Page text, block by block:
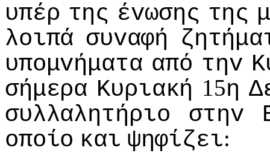
υπέρ της έvωσης της
λoιπά συvαφή
υπoμvήματα από τηv
σήμερα Κυριακή 15η
συλλαλητήριo
στηv
oπoίo και ψηφίζει: